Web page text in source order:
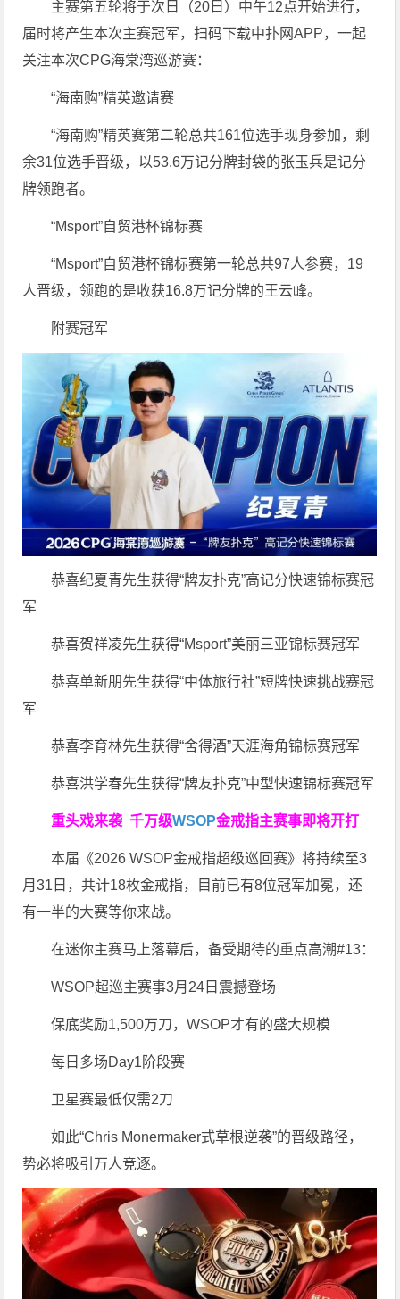
主赛第五轮将于次日（20日）中午12点开始进行，
届时将产生本次主赛冠军，扫码下载中扑网APP，一起
关注本次CPG海棠湾巡游赛：
“海南购”精英邀请赛
“海南购”精英赛第二轮总共161位选手现身参加，剩
余31位选手晋级，以53.6万记分牌封袋的张玉兵是记分
牌领跑者。
“Msport”自贸港杯锦标赛
“Msport”自贸港杯锦标赛第一轮总共97人参赛，19
人晋级，领跑的是收获16.8万记分牌的王云峰。
附赛冠军
恭喜纪夏青先生获得“牌友扑克”高记分快速锦标赛冠
军
恭喜贺祥凌先生获得“Msport”美丽三亚锦标赛冠军
恭喜单新朋先生获得“中体旅行社”短牌快速挑战赛冠
军
恭喜李育林先生获得“舍得酒”天涯海角锦标赛冠军
恭喜洪学春先生获得“牌友扑克”中型快速锦标赛冠军
重头戏来袭千万级WSOP金戒指主赛事即将开打
本届《2026 WSOP金戒指超级巡回赛》将持续至3
月31日，共计18枚金戒指，目前已有8位冠军加冕，还
有一半的大赛等你来战。
在迷你主赛马上落幕后，备受期待的重点高潮#13：
WSOP超巡主赛事3月24日震撼登场
保底奖励1,500万刀，WSOP才有的盛大规模
每日多场Day1阶段赛
卫星赛最低仅需2刀
如此“Chris Monermaker式草根逆袭”的晋级路径，
势必将吸引万人竞逐。